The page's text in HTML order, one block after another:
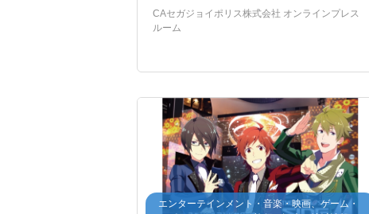
北九州イノベーションセンター店
グランドオープン
リアルなコミュニケーション
スポーツ庁
北九州イノベーションセンター
CAセガジョイポリス株式会社 オンラインプレス
ルーム
エンターテインメント・音楽・映画、ゲーム・